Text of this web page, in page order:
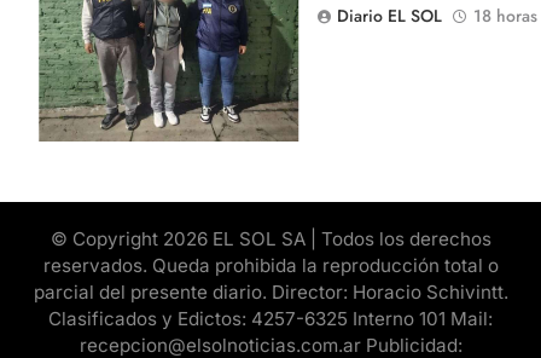
Diario EL SOL
18
© Copyright 2026 EL SOL SA | Todos los derechos
reservados. Queda prohibida la reproducción total o
parcial del presente diario. Director: Horacio Schivintt.
Clasificados y Edictos: 4257-6325 Interno 101 Mail:
recepcion@elsolnoticias.com.ar Publicidad: